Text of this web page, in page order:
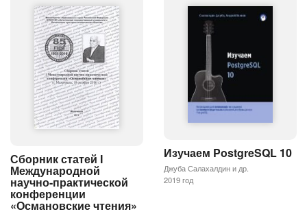
Сборник статей I
Международной
научно-практической
конференции
«Османовские чтения»
Изучаем PostgreSQL 10
Джуба Салахалдин и др.
2019 год